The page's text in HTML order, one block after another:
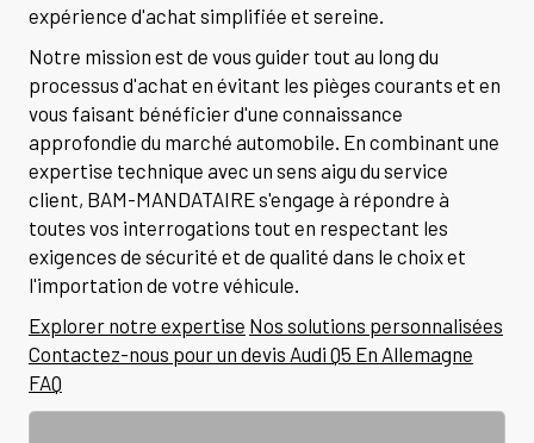
expérience d'achat simplifiée et sereine.
Notre mission est de vous guider tout au long du
processus d'achat en évitant les pièges courants et en
vous faisant bénéficier d'une connaissance
approfondie du marché automobile. En combinant une
expertise technique avec un sens aigu du service
client, BAM-MANDATAIRE s'engage à répondre à
toutes vos interrogations tout en respectant les
exigences de sécurité et de qualité dans le choix et
l'importation de votre véhicule.
Explorer notre expertise Nos solutions personnalisées
Contactez-nous pour un devis Audi Q5 En Allemagne
FAQ